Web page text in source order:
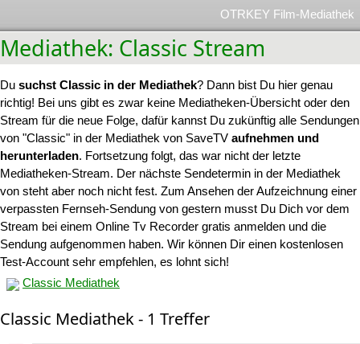
OTRKEY Film-Mediathek
Mediathek: Classic Stream
Du suchst Classic in der Mediathek? Dann bist Du hier genau
richtig! Bei uns gibt es zwar keine Mediatheken-Übersicht oder den
Stream für die neue Folge, dafür kannst Du zukünftig alle Sendungen
von "Classic" in der Mediathek von SaveTV aufnehmen und
herunterladen. Fortsetzung folgt, das war nicht der letzte
Mediatheken-Stream. Der nächste Sendetermin in der Mediathek
von steht aber noch nicht fest. Zum Ansehen der Aufzeichnung einer
verpassten Fernseh-Sendung von gestern musst Du Dich vor dem
Stream bei einem Online Tv Recorder gratis anmelden und die
Sendung aufgenommen haben. Wir können Dir einen kostenlosen
Test-Account sehr empfehlen, es lohnt sich!
Classic Mediathek
Classic Mediathek - 1 Treffer